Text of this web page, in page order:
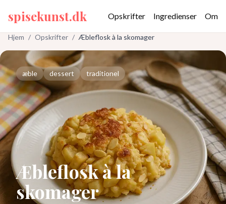
spisekunst.dk Opskrifter Ingredienser Om
Hjem / Opskrifter / Æbleflosk à la skomager
æble dessert traditionel
Æbleflosk à la
skomager